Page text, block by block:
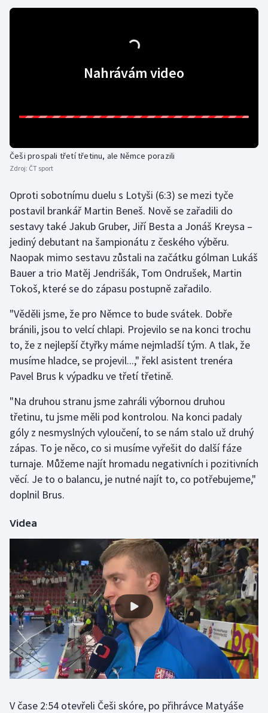
Futsal
Judo
Lezení
Lyže a snowboard
Moderní pětiboj
Motorsport
Olympijské hry
Parasport
Plavání
Plážový volejbal
Ragby
Rychlobruslení
Rychlostní kanoistika
Short track
Sportovní střelba
Stolní tenis
Triatlon
Veslování
Vodní slalom
Volejbal
Nahrávám video
Češi prospali třetí třetinu, ale Němce porazili
Zdroj: ČT sport
Oproti sobotnímu duelu s Lotyši (6:3) se mezi tyče
postavil brankář Martin Beneš. Nově se zařadili do
sestavy také Jakub Gruber, Jiří Besta a Jonáš Kreysa –
jediný debutant na šampionátu z českého výběru.
Naopak mimo sestavu zůstali na začátku gólman Lukáš
Bauer a trio Matěj Jendrišák, Tom Ondrušek, Martin
Tokoš, které se do zápasu postupně zařadilo.
"Věděli jsme, že pro Němce to bude svátek. Dobře
bránili, jsou to velcí chlapi. Projevilo se na konci trochu
to, že z nejlepší čtyřky máme nejmladší tým. A tlak, že
musíme hladce, se projevil...," řekl asistent trenéra
Pavel Brus k výpadku ve třetí třetině.
"Na druhou stranu jsme zahráli výbornou druhou
třetinu, tu jsme měli pod kontrolou. Na konci padaly
góly z nesmyslných vyloučení, to se nám stalo už druhý
zápas. To je něco, co si musíme vyřešit do další fáze
turnaje. Můžeme najít hromadu negativních i pozitivních
věcí. Je to o balancu, je nutné najít to, co potřebujeme,"
doplnil Brus.
Videa
V čase 2:54 otevřeli Češi skóre, po přihrávce Matyáše